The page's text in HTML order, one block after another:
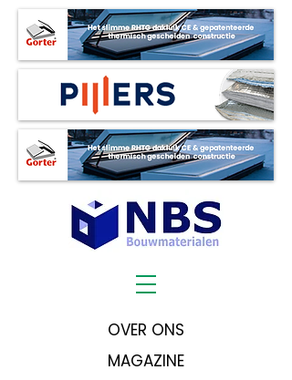
OVER ONS
MAGAZINE